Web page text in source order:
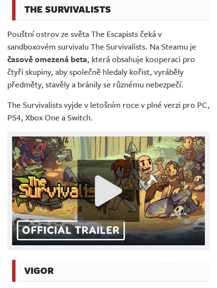
THE SURVIVALISTS
Pouštní ostrov ze světa The Escapists čeká v
sandboxovém survivalu The Survivalists. Na Steamu je
časově omezená beta, která obsahuje kooperaci pro
čtyři skupiny, aby společně hledaly kořist, vyráběly
předměty, stavěly a bránily se různému nebezpečí.
The Survivalists vyjde v letošním roce v plné verzi pro PC,
PS4, Xbox One a Switch.
VIGOR